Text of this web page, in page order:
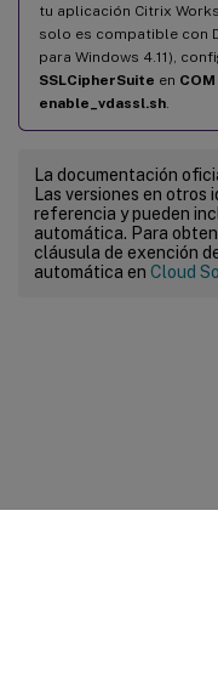
tu aplicación Citrix
solo es compatible con
para Windows 4.11),
SSLCipherSuite en COM
enable_vdassl.sh
La documentación
Las versiones en otros
referencia y pueden
automática. Para
cláusula de exención
automática en Cloud